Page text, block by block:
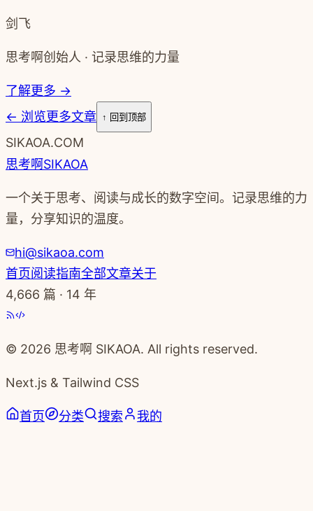
剑飞
思考啊创始人 · 记录思维的力量
了解更多 →
← 浏览更多文章 ↑ 回到顶部
SIKAOA.COM
思考啊SIKAOA
一个关于思考、阅读与成长的数字空间。记录思维的力
量，分享知识的温度。
hi@sikaoa.com
首页阅读指南全部文章关于
4,666 篇 · 14 年
© 2026 思考啊 SIKAOA. All rights reserved.
Next.js & Tailwind CSS
首页 分类 搜索 我的